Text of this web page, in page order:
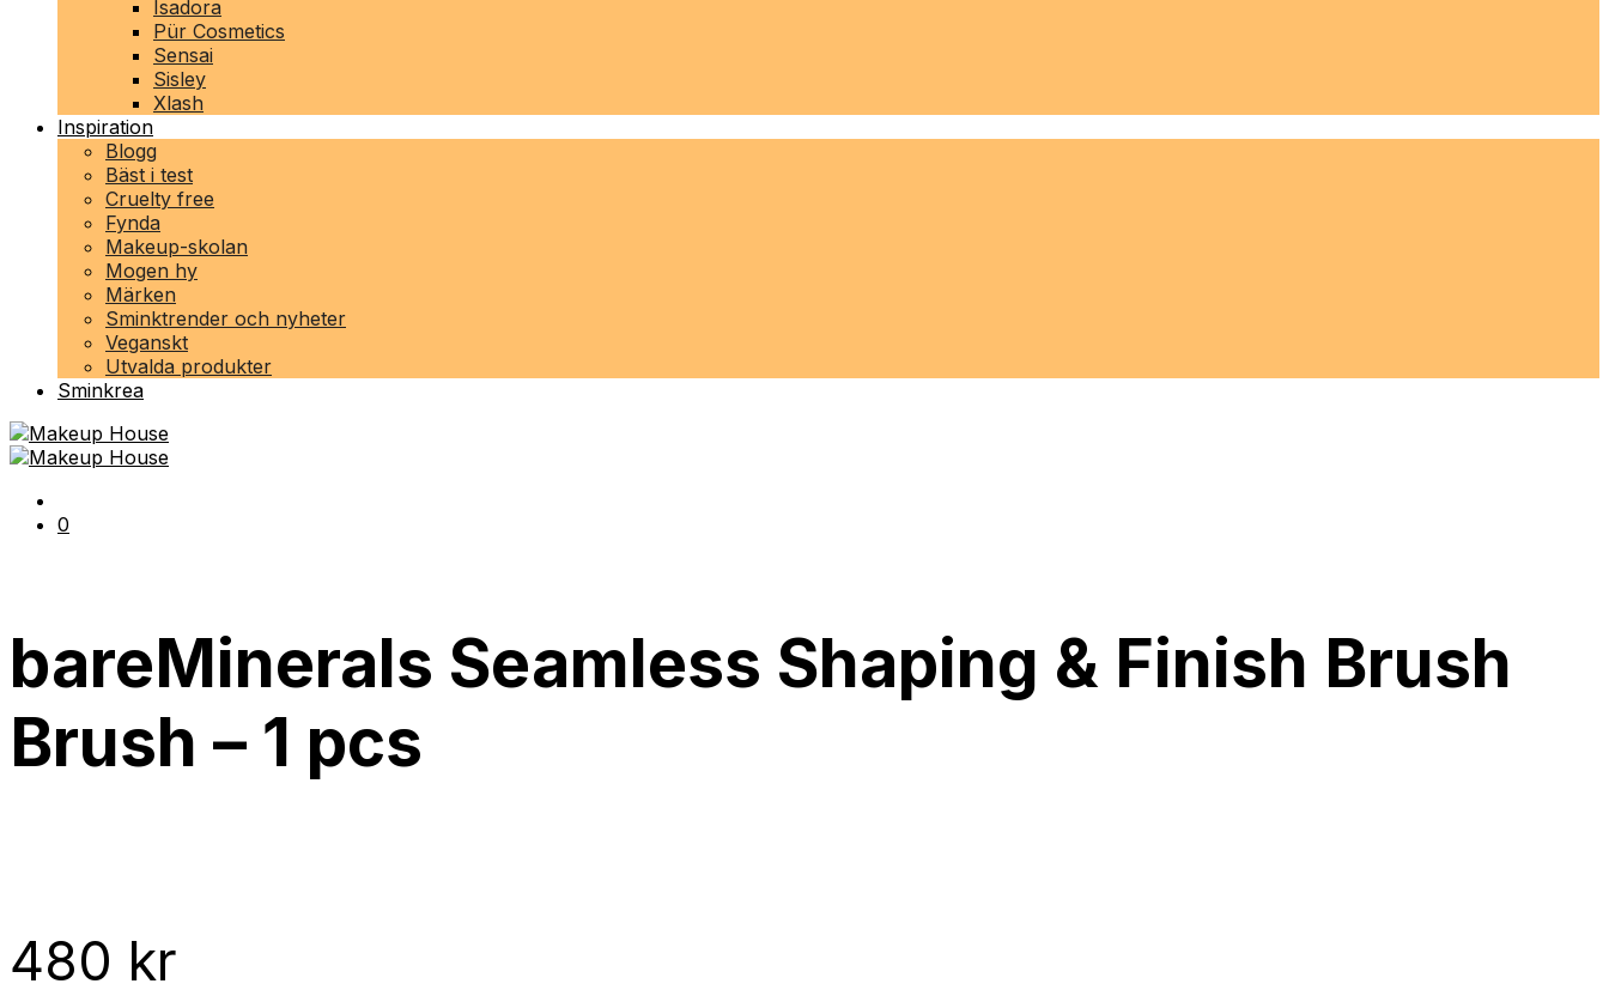
Isadora
Pür Cosmetics
Sensai
Sisley
Xlash
Inspiration
Blogg
Bäst i test
Cruelty free
Fynda
Makeup-skolan
Mogen hy
Märken
Sminktrender och nyheter
Veganskt
Utvalda produkter
Sminkrea
0
bareMinerals Seamless Shaping & Finish Brush
Brush – 1 pcs
480 kr